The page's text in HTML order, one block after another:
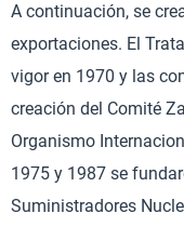
A continuación, se
exportaciones. El
vigor en 1970 y las
creación del Comité
Organismo
1975 y 1987 se
Suministradores